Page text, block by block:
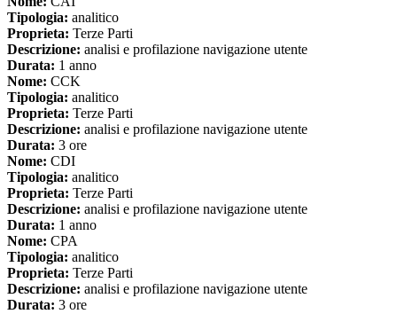
Tipologia: analitico
Proprieta: Terze Parti
Descrizione: analisi e profilazione navigazione utente
Durata: 1 anno
Nome: CCK
Tipologia: analitico
Proprieta: Terze Parti
Descrizione: analisi e profilazione navigazione utente
Durata: 3 ore
Nome: CDI
Tipologia: analitico
Proprieta: Terze Parti
Descrizione: analisi e profilazione navigazione utente
Durata: 1 anno
Nome: CPA
Tipologia: analitico
Proprieta: Terze Parti
Descrizione: analisi e profilazione navigazione utente
Durata: 3 ore